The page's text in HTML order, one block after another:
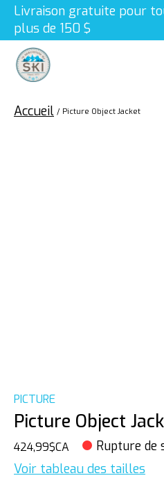
Livraison gratuite pour
plus de 150 $
Accueil / Picture Object Jacket
PICTURE
Picture Object
424,99$CA Rupture de
Voir tableau des tailles